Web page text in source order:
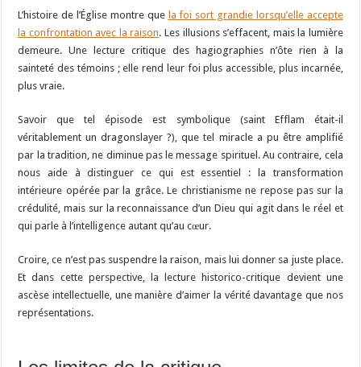
L’histoire de l’Église montre que la foi sort grandie lorsqu’elle accepte
la confrontation avec la raison. Les illusions s’effacent, mais la lumière
demeure. Une lecture critique des hagiographies n’ôte rien à la
sainteté des témoins ; elle rend leur foi plus accessible, plus incarnée,
plus vraie.
Savoir que tel épisode est symbolique (saint Efflam était-il
véritablement un dragonslayer ?), que tel miracle a pu être amplifié
par la tradition, ne diminue pas le message spirituel. Au contraire, cela
nous aide à distinguer ce qui est essentiel : la transformation
intérieure opérée par la grâce. Le christianisme ne repose pas sur la
crédulité, mais sur la reconnaissance d’un Dieu qui agit dans le réel et
qui parle à l’intelligence autant qu’au cœur.
Croire, ce n’est pas suspendre la raison, mais lui donner sa juste place.
Et dans cette perspective, la lecture historico-critique devient une
ascèse intellectuelle, une manière d’aimer la vérité davantage que nos
représentations.